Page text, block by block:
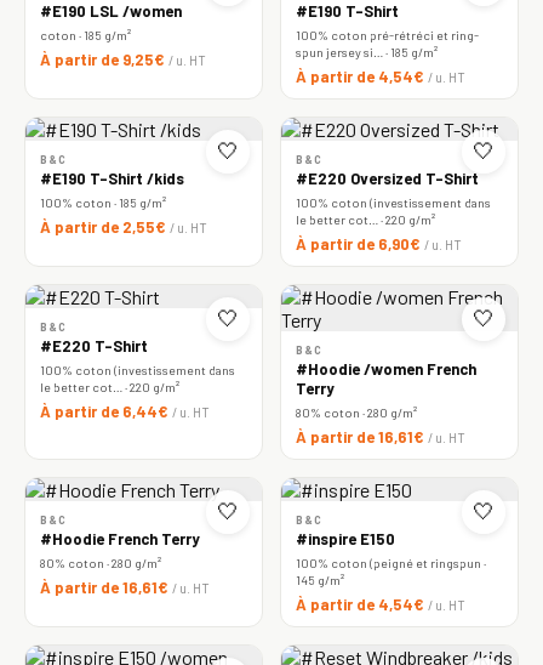
#E190 LSL /women
coton · 185 g/m²
À partir de 9,25€ / u. HT
#E190 T-Shirt
100% coton pré-rétréci et ring-
spun jersey si… · 185 g/m²
À partir de 4,54€ / u. HT
🤍
B&C
#E190 T-Shirt /kids
100% coton · 185 g/m²
À partir de 2,55€ / u. HT
🤍
B&C
#E220 Oversized T-Shirt
100% coton (investissement dans
le better cot… · 220 g/m²
À partir de 6,90€ / u. HT
🤍
B&C
#E220 T-Shirt
100% coton (investissement dans
le better cot… · 220 g/m²
À partir de 6,44€ / u. HT
🤍
B&C
#Hoodie /women French
Terry
80% coton · 280 g/m²
À partir de 16,61€ / u. HT
🤍
B&C
#Hoodie French Terry
80% coton · 280 g/m²
À partir de 16,61€ / u. HT
🤍
B&C
#inspire E150
100% coton (peigné et ringspun ·
145 g/m²
À partir de 4,54€ / u. HT